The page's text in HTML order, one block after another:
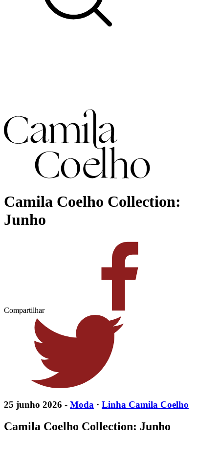
Camila Coelho Collection:
Junho
Compartilhar
25 junho 2026 - Moda · Linha Camila Coelho
Camila Coelho Collection: Junho